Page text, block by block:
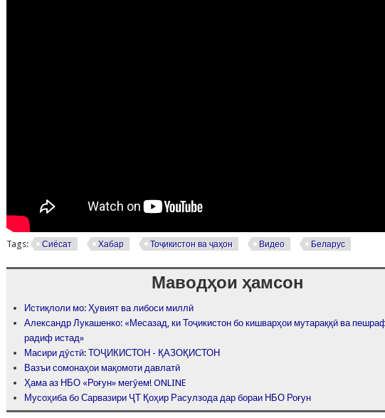
Tags: Сиёсат Хабар Тоҷикистон ва ҷаҳон Видео Беларус
Маводҳои ҳамсон
Истиқлоли мо: Ҳувият ва либоси миллӣ
Александр Лукашенко: «Месазад, ки Тоҷикистон бо кишварҳои мутараққӣ ва
радиф истад»
Масири дӯстӣ: ТОҶИКИСТОН - ҚАЗОҚИСТОН
Вазъи сомонаҳои мақомоти давлатӣ
Ҳама аз НБО «Роғун» мегӯем! ONLINE
Мусоҳиба бо Сарвазири ҶТ Қоҳир Расулзода дар бораи НБО Роғун